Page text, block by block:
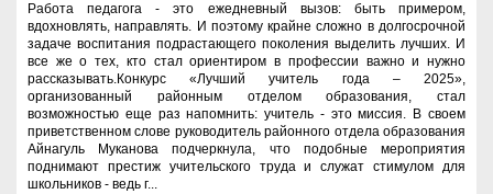
Работа педагога - это ежедневный вызов: быть примером,
вдохновлять, направлять. И поэтому крайне сложно в долгосрочной
задаче воспитания подрастающего поколения выделить лучших. И
все же о тех, кто стал ориентиром в профессии важно и нужно
рассказывать.Конкурс «Лучший учитель года – 2025»,
организованный районным отделом образования, стал
возможностью еще раз напомнить: учитель - это миссия. В своем
приветственном слове руководитель районного отдела образования
Айнагуль Муканова подчеркнула, что подобные мероприятия
поднимают престиж учительского труда и служат стимулом для
школьников - ведь г...